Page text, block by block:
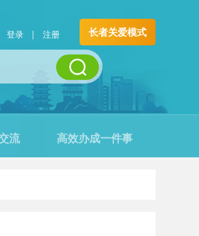
登录 | 注册 长者关爱模式
流 高效办成一件事